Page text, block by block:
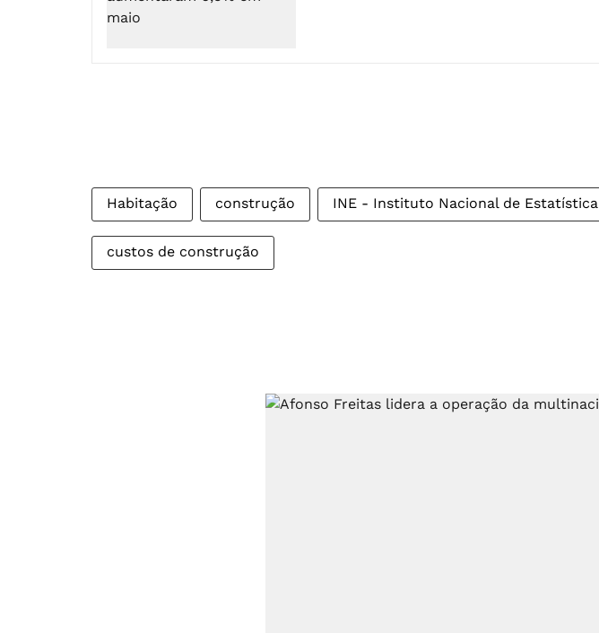
Habitação construção INE - Instituto Nacional de Estatística
custos de construção